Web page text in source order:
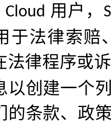
Cloud 用户 ，
于法律索赔
法律程序或
以创建一个
的条款、政